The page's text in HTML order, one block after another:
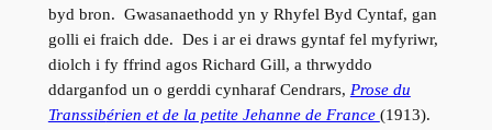
byd bron. Gwasanaethodd yn y Rhyfel Byd Cyntaf, gan
golli ei fraich dde. Des i ar ei draws gyntaf fel myfyriwr,
diolch i fy ffrind agos Richard Gill, a thrwyddo
ddarganfod un o gerddi cynharaf Cendrars, Prose du
Transsibérien et de la petite Jehanne de France (1913).